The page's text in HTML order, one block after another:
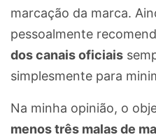
marcação da marca.
pessoalmente
dos canais oficiais
simplesmente para
Na minha opinião, o
menos três malas de